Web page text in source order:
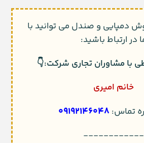
دمپایی و صندل می توانید با
در ارتباط باشید:
با مشاوران تجاری شرکت:👇
خانم امیری
تماس: 09192146048
------------